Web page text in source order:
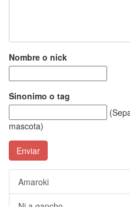
Nombre o nick
Sinonimo o tag
mascota)
Enviar
Amaroki